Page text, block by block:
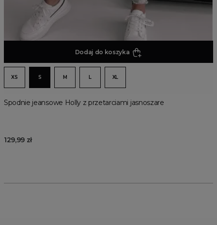
Dodaj do koszyka
XS S M L XL
Spodnie jeansowe Holly z przetarciami jasnoszare
129,99 zł